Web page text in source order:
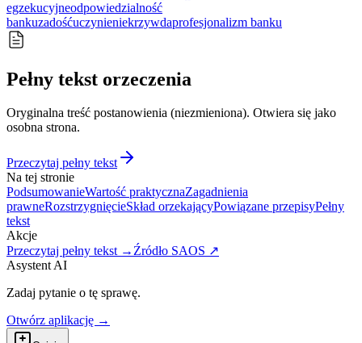
egzekucyjneodpowiedzialność
bankuzadośćuczynieniekrzywdaprofesjonalizm banku
Pełny tekst orzeczenia
Oryginalna treść postanowienia (niezmieniona). Otwiera się jako
osobna strona.
Przeczytaj pełny tekst
Na tej stronie
PodsumowanieWartość praktycznaZagadnienia
prawneRozstrzygnięcieSkład orzekającyPowiązane przepisyPełny
tekst
Akcje
Przeczytaj pełny tekst →Źródło SAOS ↗
Asystent AI
Zadaj pytanie o tę sprawę.
Otwórz aplikację →